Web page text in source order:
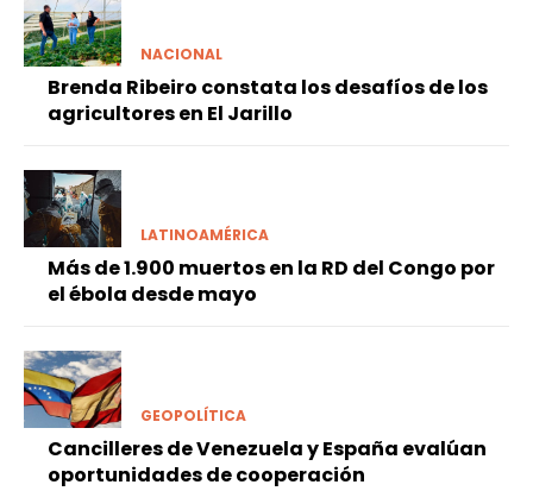
NACIONAL
Brenda Ribeiro constata los desafíos de los
agricultores en El Jarillo
LATINOAMÉRICA
Más de 1.900 muertos en la RD del Congo por
el ébola desde mayo
GEOPOLÍTICA
Cancilleres de Venezuela y España evalúan
oportunidades de cooperación